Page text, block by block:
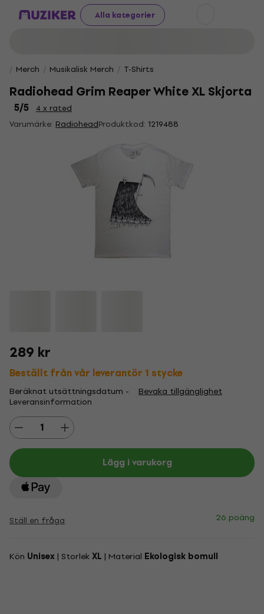
Alla kategorier
Merch Musikalisk Merch T-Shirts
Radiohead Grim Reaper White XL Skjorta
5/5 4 x rated
Varumärke: RadioheadProduktkod: 1219488
289 kr
Beställt från vår leverantör 1 stycke
Beräknat utsättningsdatum - Bevaka tillgänglighet
Leveransinformation
Lägg i varukorg
Ställ en fråga 26 poäng
Kön Unisex | StorlekXL | Material Ekologisk bomull